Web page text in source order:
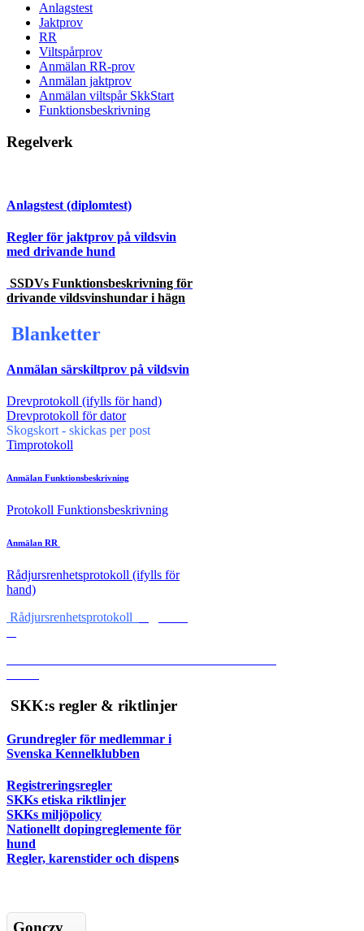
Anlagstest
Jaktprov
RR
Viltspårprov
Anmälan RR-prov
Anmälan jaktprov
Anmälan viltspår SkkStart
Funktionsbeskrivning
Regelverk
Anlagstest (diplomtest)
Regler för jaktprov på vildsvin
med drivande hund
SSDVs Funktionsbeskrivning för
drivande vildsvinshundar i hägn
Blanketter
Anmälan särskiltprov på vildsvin
Drevprotokoll (ifylls för hand)
Drevprotokoll för dator
Skogskort - skickas per post
Timprotokoll
Anmälan Funktionsbeskrivning
Protokoll Funktionsbeskrivning
Anmälan RR
Rådjursrenhetsprotokoll (ifylls för
hand)
Rådjursrenhetsprotokoll
SKK:s regler & riktlinjer
Grundregler för medlemmar i
Svenska Kennelklubben
Registreringsregler
SKKs etiska riktlinjer
SKKs miljöpolicy
Nationellt dopingreglemente för
hund
Regler, karenstider och dispens